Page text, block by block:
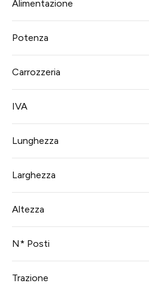
Alimentazione
Potenza
Carrozzeria
IVA
Lunghezza
Larghezza
Altezza
N* Posti
Trazione